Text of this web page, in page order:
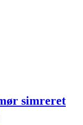
simreret